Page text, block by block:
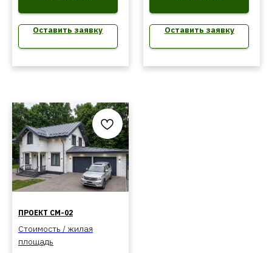
Оставить заявку Оставить заявку
ПРОЕКТ СМ-02
Стоимость / жилая
площадь